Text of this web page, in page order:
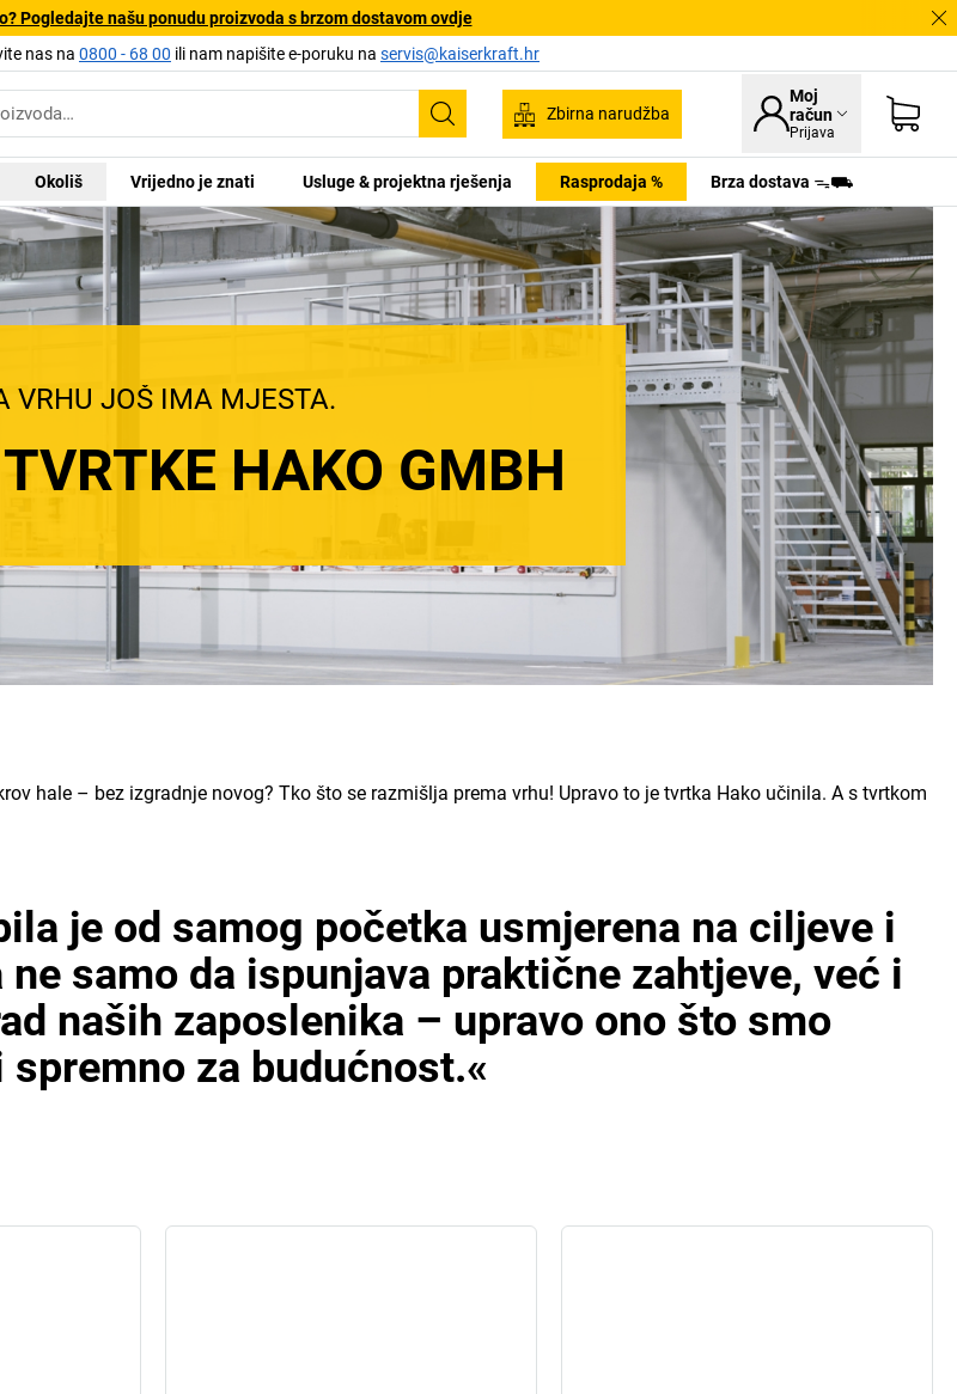
Pogledajte našu ponudu proizvoda s brzom dostavom ovdje
nas na 0800 - 68 00 ili nam napišite e-poruku na servis@kaiserkraft.hr
Pretraživanje
Zbirna narudžba
Moj
račun
Prijava
Okoliš Vrijedno je znati Usluge & projektna rješenja Rasprodaja % Brza dostava ᯓ⛟
VRHU JOŠ IMA MJESTA.
HAKO GMBH
hale – bez izgradnje novog? Tko što se razmišlja prema vrhu! Upravo to je tvrtka Hako učinila. A s tvrtkom
je od samog početka usmjerena na ciljeve i
samo da ispunjava praktične zahtjeve, već i
naših zaposlenika – upravo ono što smo
za budućnost.«